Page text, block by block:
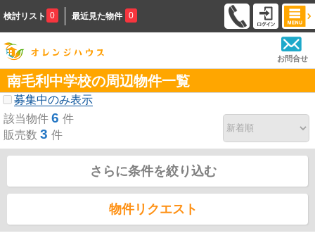
検討リスト 0 最近見た物件 0
お問合せ
南毛利中学校の周辺物件一覧
募集中のみ表示
該当物件 6 件
販売数 3 件
さらに条件を絞り込む
物件リクエスト